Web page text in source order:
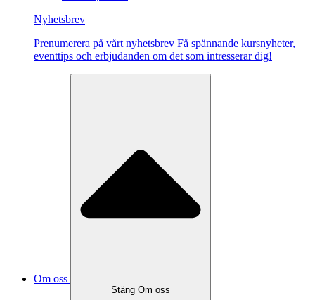
Nyhetsbrev
Pre­nu­me­re­ra på vårt ny­hets­brev Få spännande kursnyheter,
eventtips och erbjudanden om det som intresserar dig!
Om oss
Stäng Om oss